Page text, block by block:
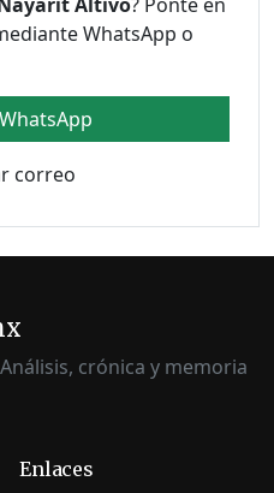
WhatsApp o
correo
crónica y memoria
Enlaces